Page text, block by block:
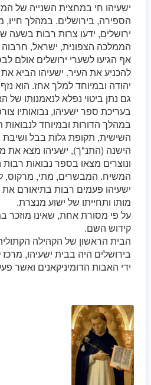
ישעיהו חי במחצית השנייה של
הספירה, בירושלים. במהלך חייו,
ירושלים, ידעו צרות רבות בשעה
הממלכה הצפונית, ישראל,
אף הגיעו לשערי ירושלים אולם
להכניע את העיר. ישעיהו הביא
יהודה ובמיוחד למלך אחז. הוא
גם נתן ביטוי נפלא לנאמנותו של
בעריכת ספר ישעיהו, נבואותיו
במהלך הדורות ובמיוחד לנבואות
השישית, תקופת גלות בבל ושיבת
הישנה (התנ"ך), ישעיהו מצא את
ונוצרים מצאו בספר נבואות
המשיח. המבשרים, מתי, מרקוס,
ישעיהו פעמים רבות בתיאורם את
מותו ותחייתו של ישוע מנצרת.
על פי מסורת אחת, שאינו מוזכר
קידוש השם.
הבית הראשון של הקהילה
בירושלים היה בבית ישעיהו,
ידי האבות הדומיניקאנים ואשר פעל בין